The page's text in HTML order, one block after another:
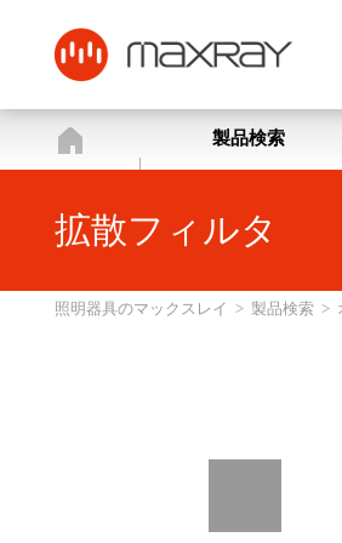
照明器
製品検索
拡散フィルタ
照明器具のマックスレイ > 製品検索 >